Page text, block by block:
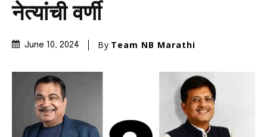
नेत्यांची वर्णी
June 10, 2024 By Team NB Marathi